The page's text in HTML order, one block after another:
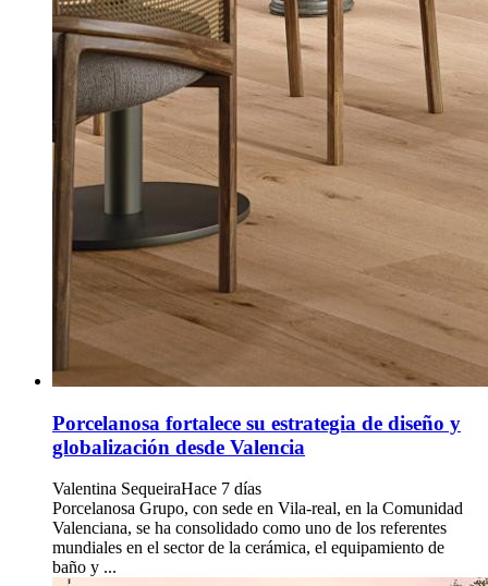
Porcelanosa fortalece su estrategia de diseño y
globalización desde Valencia
Valentina SequeiraHace 7 días
Porcelanosa Grupo, con sede en Vila-real, en la Comunidad
Valenciana, se ha consolidado como uno de los referentes
mundiales en el sector de la cerámica, el equipamiento de
baño y ...